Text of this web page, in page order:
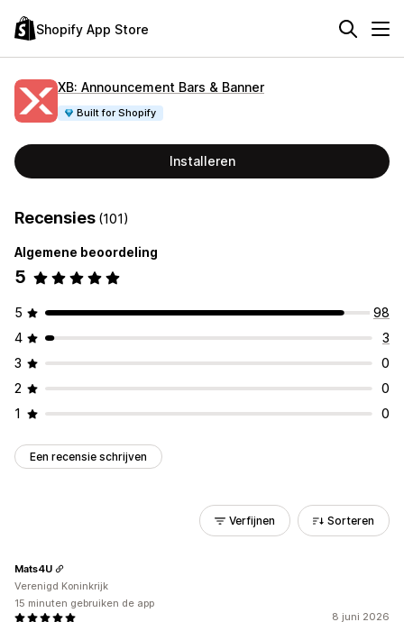
Shopify App Store
XB: Announcement Bars & Banner
Built for Shopify
Installeren
Recensies (101)
Algemene beoordeling
5
5
98
4
3
3
0
2
0
1
0
Een recensie schrijven
Verfijnen Sorteren
8 juni 2026
Mats4U
Verenigd Koninkrijk
15 minuten gebruiken de app